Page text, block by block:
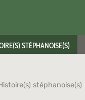
STÉPHANOISE(S)
stéphanoise(s)